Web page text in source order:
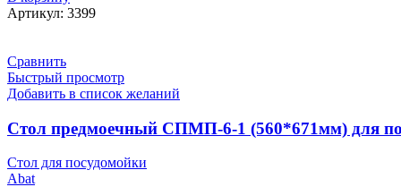
Артикул: 3399
Сравнить
Быстрый просмотр
Добавить в список желаний
Стол предмоечный СПМП-6-1 (560*671мм) для
Стол для посудомойки
Abat